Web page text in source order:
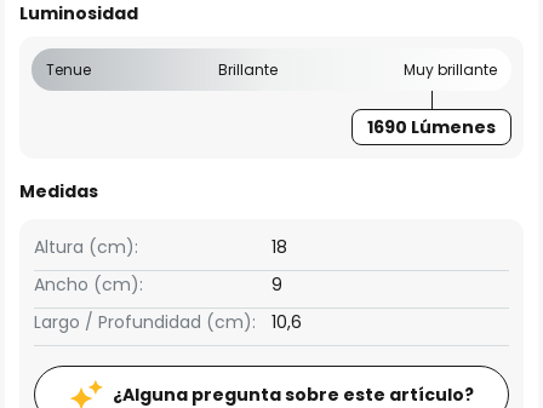
Luminosidad
Tenue Brillante Muy brillante
1690 Lúmenes
Medidas
Ancho (cm): 9
Altura (cm): 18
Largo / Profundidad (cm): 10,6
¿Alguna pregunta sobre este artículo?